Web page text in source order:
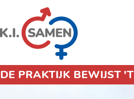
DE PRAKTIJK BEWIJST 'T